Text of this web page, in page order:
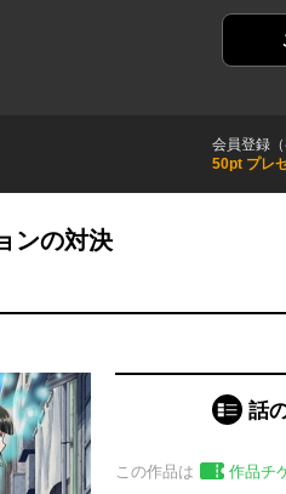
会員登録
50pt プレ
の対決
話
この作品は 作品チ